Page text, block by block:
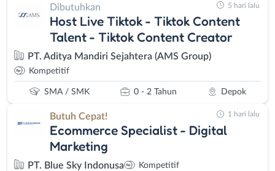
Dibutuhkan
Host Live Tiktok - Tiktok Content
Talent - Tiktok Content Creator
PT. Aditya Mandiri Sejahtera (AMS Group)
Kompetitif
SMA / SMK 0 - 2 Tahun Depok
5 hari lalu
Butuh Cepat!
Ecommerce Specialist - Digital
Marketing
PT. Blue Sky Indonusa Kompetitif
1 hari lalu